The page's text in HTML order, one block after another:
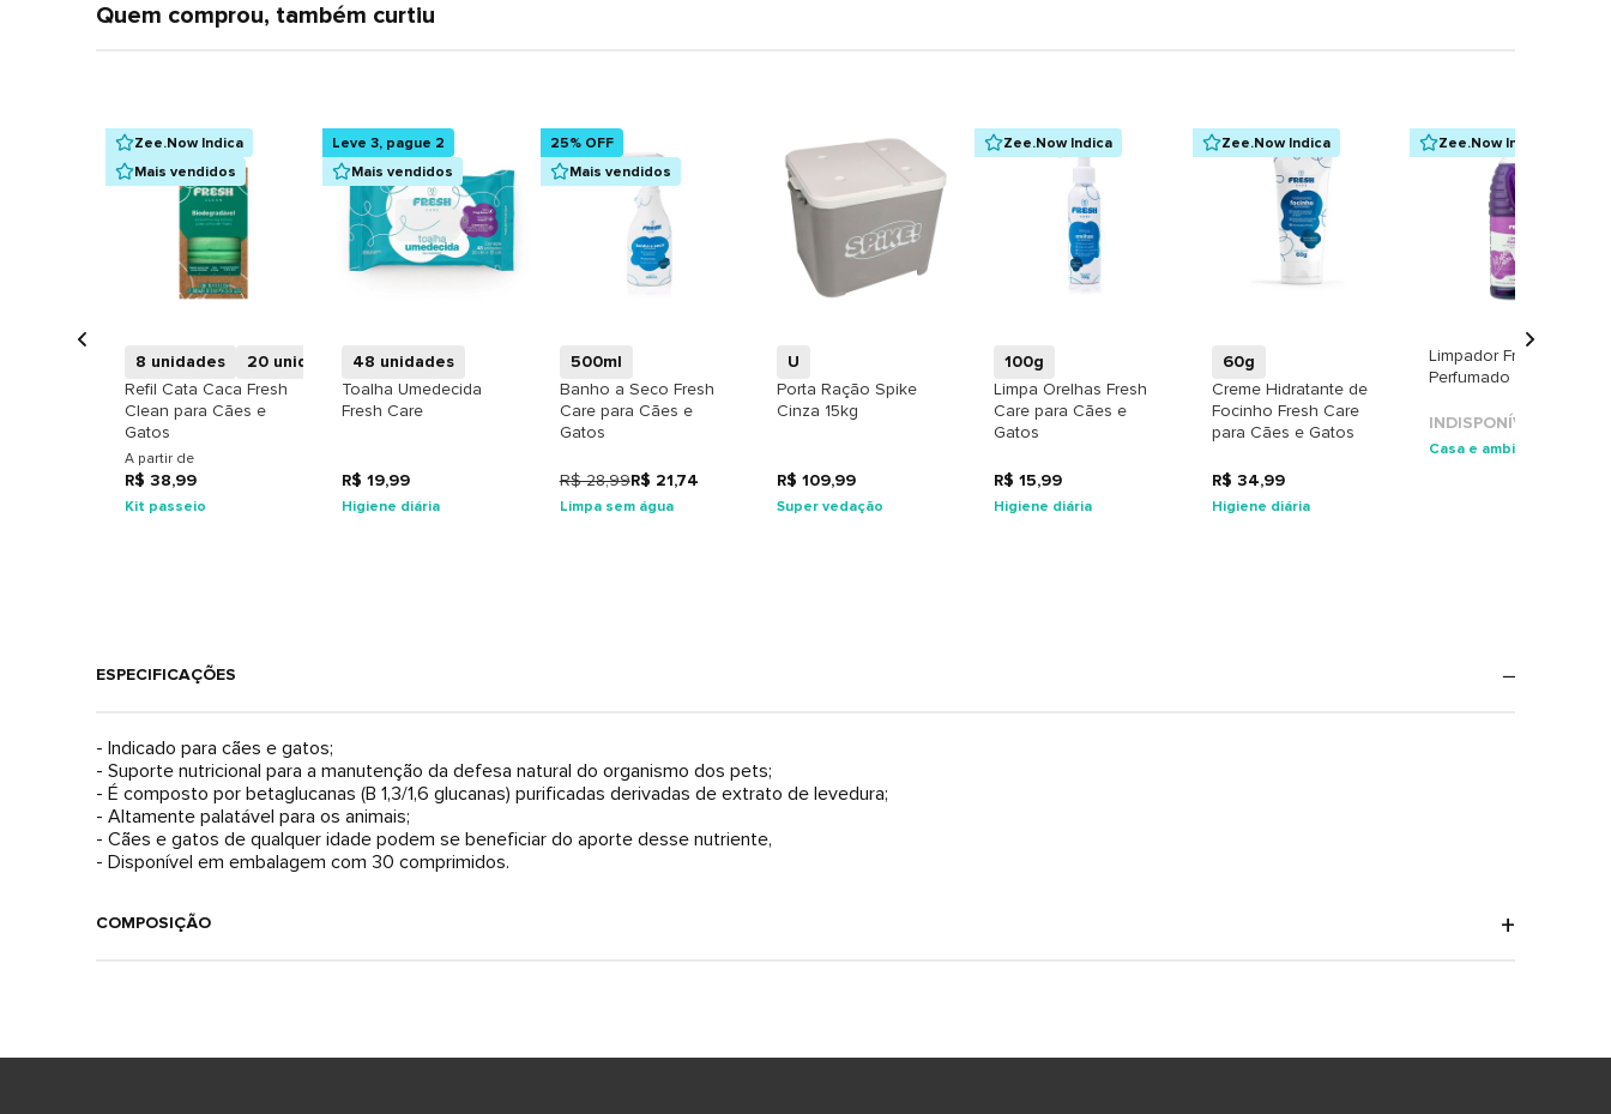
Quem comprou, também curtiu
Zee.Now Indica
Mais vendidos
8 unidades 20 unidades
4 unidades
Refil Cata Caca Fresh
Clean para Cães e
Gatos
A partir de
R$ 38,99
Kit passeio
Leve 3, pague 2
Mais vendidos
+
48 unidades
Toalha Umedecida
Fresh Care
R$ 19,99
Higiene diária
25% OFF
Mais vendidos
500ml
Banho a Seco Fresh
Care para Cães e
Gatos
R$ 28,99R$ 21,74
Limpa sem água
+
U
Porta Ração Spike
Cinza 15kg
R$ 109,99
Super vedação
Zee.Now Indica
100g
Limpa Orelhas Fresh
Care para Cães e
Gatos
R$ 15,99
Higiene diária
Zee.Now Indica
60g
Creme Hidratante de
Focinho Fresh Care
para Cães e Gatos
R$ 34,99
Higiene diária
Zee.Now Indica
Limpador Fresh Clean
Perfumado Lavanda
INDISPONÍVEL
Casa e ambiente
ESPECIFICAÇÕES
- Indicado para cães e gatos;
- Suporte nutricional para a manutenção da defesa natural do organismo dos pets;
- É composto por betaglucanas (B 1,3/1,6 glucanas) purificadas derivadas de extrato de levedura;
- Altamente palatável para os animais;
- Cães e gatos de qualquer idade podem se beneficiar do aporte desse nutriente,
- Disponível em embalagem com 30 comprimidos.
COMPOSIÇÃO